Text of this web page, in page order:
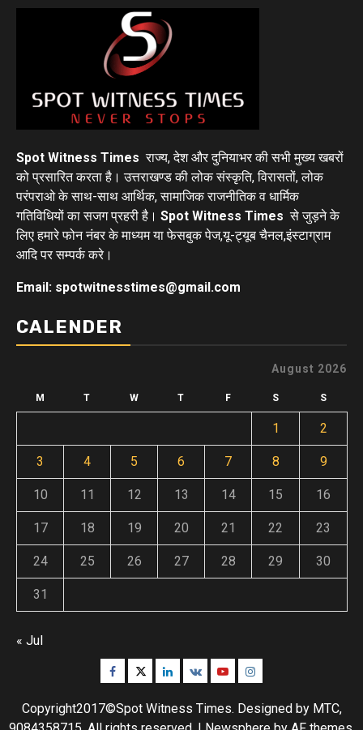
Spot Witness Times राज्य, देश और दुनियाभर की सभी मुख्य खबरों
को प्रसारित करता है। उत्तराखण्ड की लोक संस्कृति, विरासतों, लोक
परंपराओ के साथ-साथ आर्थिक, सामाजिक राजनीतिक व धार्मिक
गतिविधियों का सजग प्रहरी है। Spot Witness Times से जुड़ने के
लिए हमारे फोन नंबर के माध्यम या फेसबुक पेज,यू-ट्यूब चैनल,इंस्टाग्राम
आदि पर सम्पर्क करे।
Email: spotwitnesstimes@gmail.com
CALENDER
August 2026
M T W T F S S
1 2
3 4 5 6 7 8 9
10 11 12 13 14 15 16
17 18 19 20 21 22 23
24 25 26 27 28 29 30
31
« Jul
Facebook
TwitterLinkedin
VK YoutubeInstagram
Copyright2017©Spot Witness Times. Designed by MTC,